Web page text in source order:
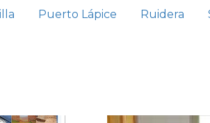
Puerto Lápice Ruidera